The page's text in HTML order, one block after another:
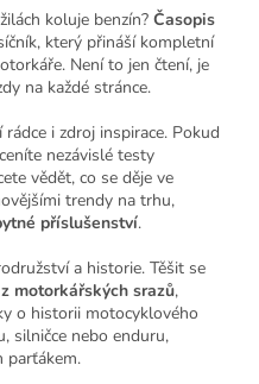
koluje benzín? Časopis
který přináší kompletní
Není to jen čtení, je
na každé stránce.
i zdroj inspirace. Pokud
nezávislé testy
vědět, co se děje ve
trendy na trhu,
příslušenství.
a historie. Těšit se
motorkářských srazů,
o historii motocyklového
silničce nebo enduru,
parťákem.